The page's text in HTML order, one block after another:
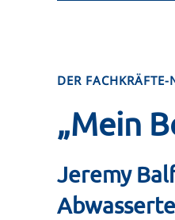
DER
„Mein
Jeremy